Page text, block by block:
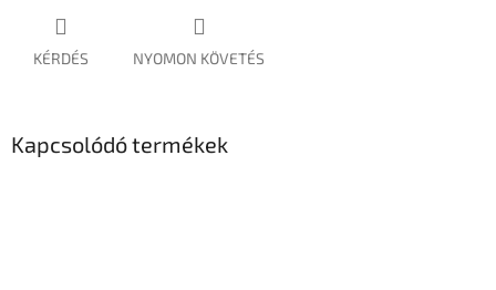
KÉRDÉS NYOMON KÖVETÉS
Kapcsolódó termékek